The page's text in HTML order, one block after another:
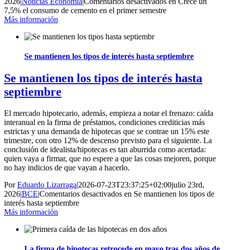
7,5% el consumo de cemento en el primer semestre
Más información
Se mantienen los tipos de interés hasta septiembre
Se mantienen los tipos de interés hasta
septiembre
El mercado hipotecario, además, empieza a notar el frenazo: caída
interanual en la firma de préstamos, condiciones crediticias más
estrictas y una demanda de hipotecas que se contrae un 15% este
trimestre, con otro 12% de descenso previsto para el siguiente. La
conclusión de idealista/hipotecas es tan aburrida como acertada:
quien vaya a firmar, que no espere a que las cosas mejoren, porque
no hay indicios de que vayan a hacerlo.
PorEduardo Lizarraga|2026-07-23T23:37:25+02:00julio 23rd,
2026|BCE|Comentarios desactivados en Se mantienen los tipos de
interés hasta septiembre
Más información